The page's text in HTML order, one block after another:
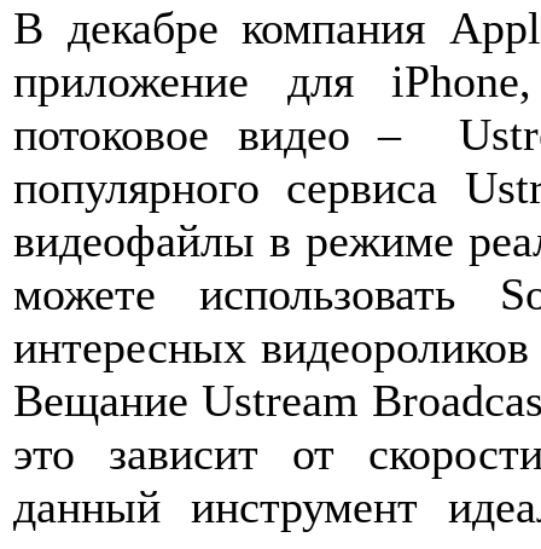
В декабре компания
приложение для
потоковое видео –
популярного сервиса
видеофайлы в режиме
можете использовать
интересных
Вещание Ustream
это зависит от
данный инструмент